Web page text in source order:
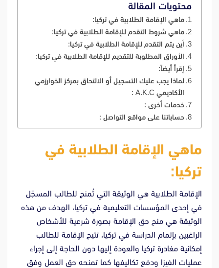
محتويات المقالة
ماهي الإقامة الطلابية في تركيا:
ماهي شروط التقدم للإقامة الطلابية في تركيا:
أين يتم التقدم للإقامة الطلابية في تركيا:
الأوراق المطلوبة للتقديم للإقامة الطلابية في تركيا:
إقرأ أيضاً:
لماذا يجب عليك التسجيل أو الالتحاق بمركز الخوارزمي
الأكاديمي A.K.C :
خدمات أخرى :
حساباتنا على مواقع التواصل :
ماهي الإقامة الطلابية في
تركيا:
الإقامة الطلابية هي الوثيقة التي تُمنح للطالب المسجَل
في إحدى المؤسسات التعليمية في تركيا، الهدف من هذه
الوثيقة هي منح حق الإقامة بصورة شرعية للأشخاص
الراغبين بإتمام الدراسة في تركيا، تتيح الإقامة للطالب
إمكانية مغادرة تركيا والعودة إليها دون الحاجة إلى إجراء
عمليات الفيزا ودفع تكاليفها كما تمنحه حق العمل وفق